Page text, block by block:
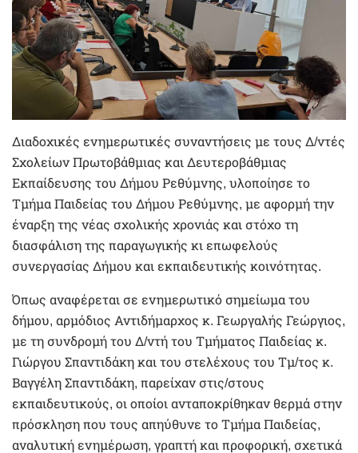
Διαδοχικές ενημερωτικές συναντήσεις με τους Δ/ντές
Σχολείων Πρωτοβάθμιας και Δευτεροβάθμιας
Εκπαίδευσης του Δήμου Ρεθύμνης, υλοποίησε το
Τμήμα Παιδείας του Δήμου Ρεθύμνης, με αφορμή την
έναρξη της νέας σχολικής χρονιάς και στόχο τη
διασφάλιση της παραγωγικής κι επωφελούς
συνεργασίας Δήμου και εκπαιδευτικής κοινότητας.
Όπως αναφέρεται σε ενημερωτικό σημείωμα του
δήμου, αρμόδιος Αντιδήμαρχος κ. Γεωργαλής Γεώργιος,
με τη συνδρομή του Δ/ντή του Τμήματος Παιδείας κ.
Γιώργου Σπαντιδάκη και του στελέχους του Τμ/τος κ.
Βαγγέλη Σπαντιδάκη, παρείχαν στις/στους
εκπαιδευτικούς, οι οποίοι ανταποκρίθηκαν θερμά στην
πρόσκληση που τους απηύθυνε το Τμήμα Παιδείας,
αναλυτική ενημέρωση, γραπτή και προφορική, σχετικά